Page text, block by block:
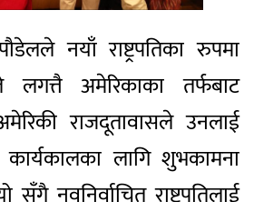
नयाँ राष्ट्रपतिका रुपमा
लगत्तै अमेरिकाका तर्फबाट
राजदूतावासले उनलाई
लागि शुभकामना